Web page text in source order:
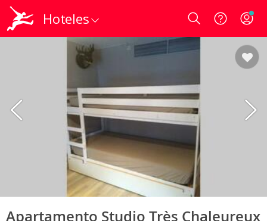
Hoteles Login
Apartamento Studio Très Chaleureux